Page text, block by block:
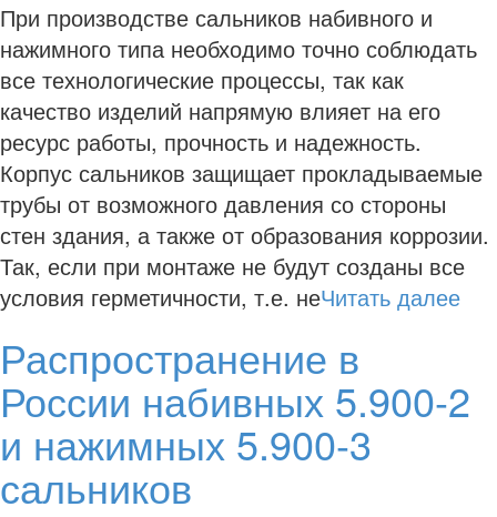
При производстве сальников набивного и
нажимного типа необходимо точно соблюдать
все технологические процессы, так как
качество изделий напрямую влияет на его
ресурс работы, прочность и надежность.
Корпус сальников защищает прокладываемые
трубы от возможного давления со стороны
стен здания, а также от образования коррозии.
Так, если при монтаже не будут созданы все
условия герметичности, т.е. неЧитать далее
Распространение в
России набивных 5.900-2
и нажимных 5.900-3
сальников